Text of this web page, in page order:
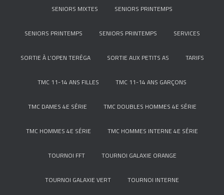
SENIORS MIXTES SENIORS PRINTEMPS
SENIORS PRINTEMPS SENIORS PRINTEMPS SERVICES
SORTIE À L’OPEN TERÉGA SORTIE AUX PETITS AS TARIFS
TMC 11-14 ANS FILLES TMC 11-14 ANS GARÇONS
TMC DAMES 4E SÉRIE TMC DOUBLES HOMMES 4E SÉRIE
TMC HOMMES 4E SÉRIE TMC HOMMES INTERNE 4E SÉRIE
TOURNOI FFT TOURNOI GALAXIE ORANGE
TOURNOI GALAXIE VERT TOURNOI INTERNE